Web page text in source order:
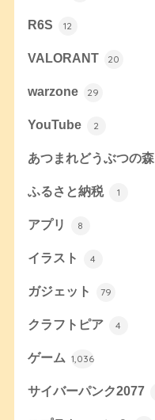
R6S 12
VALORANT 20
warzone 29
YouTube 2
あつまれどうぶつの森
ふるさと納税 1
アプリ 8
イラスト 4
ガジェット 79
クラフトピア 4
ゲーム 1,036
サイバーパンク2077